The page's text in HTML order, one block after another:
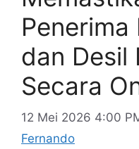
dan Desil
Secara
12 Mei 2026 4:00
Fernando